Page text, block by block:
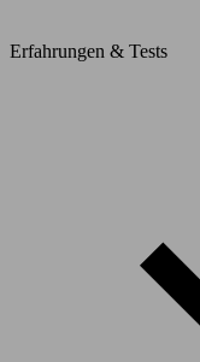
Erfahrungen & Tests